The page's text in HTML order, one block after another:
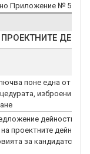
Приложение № 5
поне една от
изброени в
дейности
проектните дейности,
за